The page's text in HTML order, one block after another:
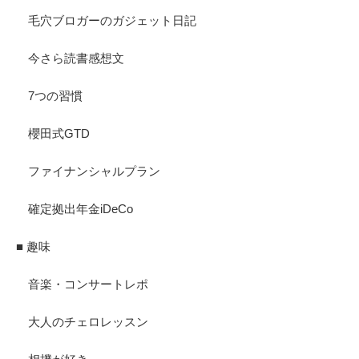
毛穴ブロガーのガジェット日記
今さら読書感想文
7つの習慣
櫻田式GTD
ファイナンシャルプラン
確定拠出年金iDeCo
■ 趣味
音楽・コンサートレポ
大人のチェロレッスン